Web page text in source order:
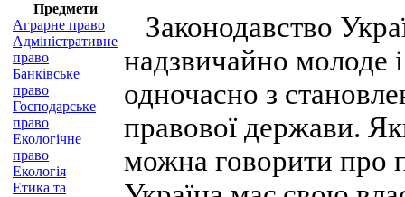
Предмети
Аграрне право
Адміністративне
право
Банківське
право
Господарське
право
Екологічне
право
Екологія
Етика та
Законодавство
надзвичайно молоде
одночасно з
правової держави.
можна говорити про